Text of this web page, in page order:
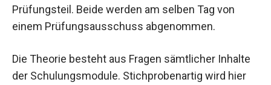
Prüfungsteil. Beide werden am selben Tag von
einem Prüfungsausschuss abgenommen.
Die Theorie besteht aus Fragen sämtlicher Inhalte
der Schulungsmodule. Stichprobenartig wird hier